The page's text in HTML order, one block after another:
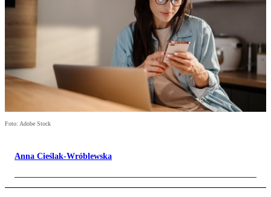
Foto: Adobe Stock
Anna Cieślak-Wróblewska